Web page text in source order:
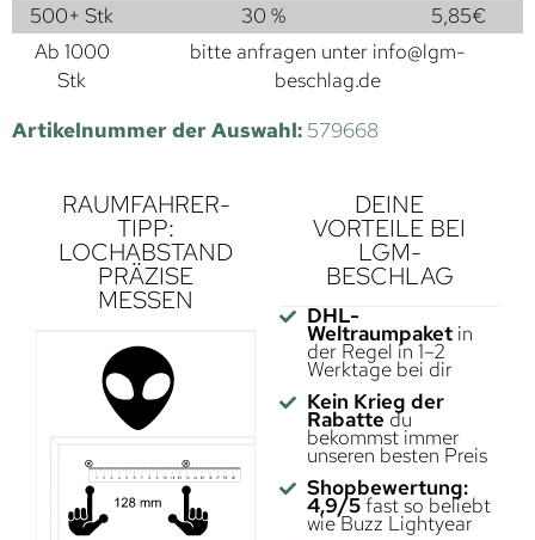
500+ Stk
30 % 5,85€
Ab 1000
Stk
bitte anfragen unter info@lgm-
beschlag.de
Artikelnummer der Auswahl: 579668
RAUMFAHRER-
TIPP:
LOCHABSTAND
PRÄZISE
MESSEN
DEINE
VORTEILE BEI
LGM-
BESCHLAG
DHL-
Weltraumpaketin
der Regel in 1–2
Werktage bei dir
Kein Krieg der
Rabatte du
bekommst immer
unseren besten Preis
Shopbewertung:
4,9/5fast so beliebt
wie Buzz Lightyear